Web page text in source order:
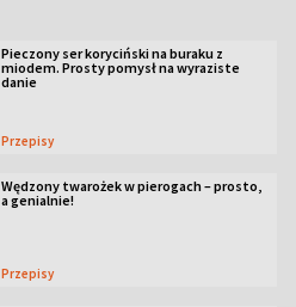
Pieczony ser koryciński na buraku z
miodem. Prosty pomysł na wyraziste
danie
Przepisy
Wędzony twarożek w pierogach – prosto,
a genialnie!
Przepisy